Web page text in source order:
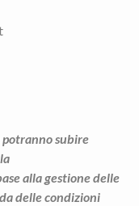
potranno subire
alla gestione delle
delle condizioni